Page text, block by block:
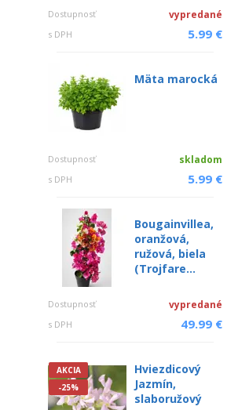
Dostupnosť vypredané
s DPH 5.99 €
Mäta marocká
Dostupnosť skladom
s DPH 5.99 €
Bougainvillea,
oranžová,
ružová, biela
(Trojfare...
Dostupnosť vypredané
s DPH 49.99 €
AKCIA
-25%
Hviezdicový
Jazmín,
slaboružový